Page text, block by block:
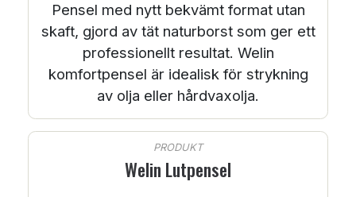
Pensel med nytt bekvämt format utan
skaft, gjord av tät naturborst som ger ett
professionellt resultat. Welin
komfortpensel är idealisk för strykning
av olja eller hårdvaxolja.
PRODUKT
Welin Lutpensel